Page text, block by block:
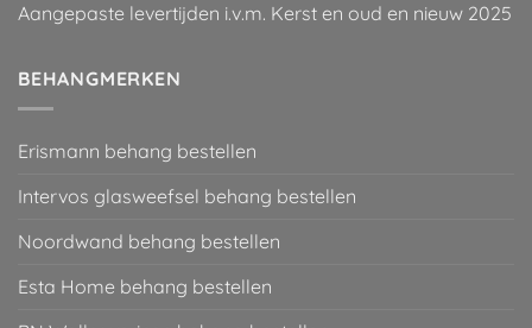
Aangepaste levertijden i.v.m. Kerst en oud en nieuw 2025
BEHANGMERKEN
Erismann behang bestellen
Intervos glasweefsel behang bestellen
Noordwand behang bestellen
Esta Home behang bestellen